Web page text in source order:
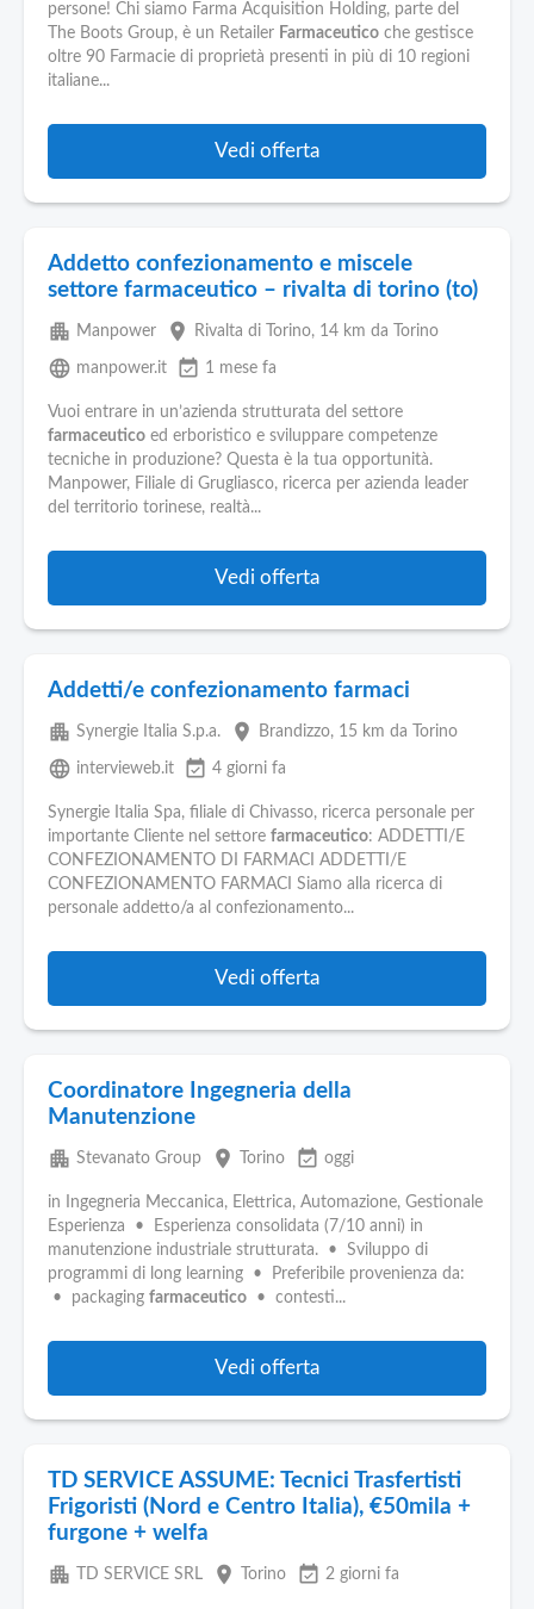
persone! Chi siamo Farma Acquisition Holding, parte del
The Boots Group, è un Retailer Farmaceutico che gestisce
oltre 90 Farmacie di proprietà presenti in più di 10 regioni
italiane...
Vedi offerta
Addetto confezionamento e miscele
settore farmaceutico – rivalta di torino (to)
apartment Manpower place Rivalta di Torino, 14 km da Torino
language manpower.it event_available 1 mese fa
Vuoi entrare in un’azienda strutturata del settore
farmaceutico ed erboristico e sviluppare competenze
tecniche in produzione? Questa è la tua opportunità.
Manpower, Filiale di Grugliasco, ricerca per azienda leader
del territorio torinese, realtà...
Vedi offerta
Addetti/e confezionamento farmaci
apartment Synergie Italia S.p.a. place Brandizzo, 15 km da Torino
language intervieweb.it event_available 4 giorni fa
Synergie Italia Spa, filiale di Chivasso, ricerca personale per
importante Cliente nel settore farmaceutico: ADDETTI/E
CONFEZIONAMENTO DI FARMACI ADDETTI/E
CONFEZIONAMENTO FARMACI Siamo alla ricerca di
personale addetto/a al confezionamento...
Vedi offerta
Coordinatore Ingegneria della
Manutenzione
apartment Stevanato Group place Torino event_available oggi
in Ingegneria Meccanica, Elettrica, Automazione, Gestionale
Esperienza • Esperienza consolidata (7/10 anni) in
manutenzione industriale strutturata. • Sviluppo di
programmi di long learning • Preferibile provenienza da:
• packaging farmaceutico • contesti...
Vedi offerta
TD SERVICE ASSUME: Tecnici Trasfertisti
Frigoristi (Nord e Centro Italia), €50mila +
furgone + welfa
apartment TD SERVICE SRL place Torino event_available 2 giorni fa